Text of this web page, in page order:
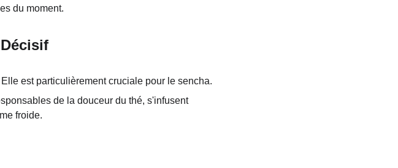
du moment.
est particulièrement cruciale pour le sencha.
de la douceur du thé, s'infusent
froide.